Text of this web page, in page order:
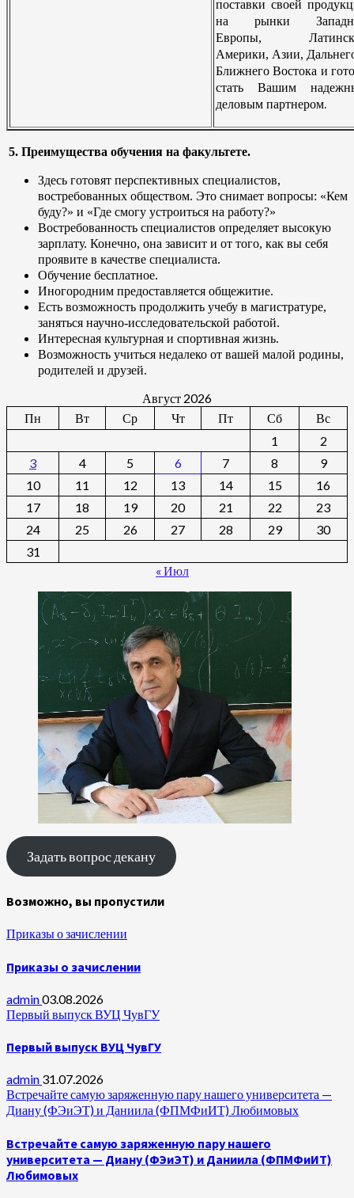
поставки своей
на рынки
Европы,
Америки, Азии,
Ближнего Востока и
стать Вашим
деловым партнером.
5. Преимущества обучения на факультете.
Здесь готовят перспективных специалистов,
востребованных обществом. Это снимает вопросы: «Кем
буду?» и «Где смогу устроиться на работу?»
Востребованность специалистов определяет высокую
зарплату. Конечно, она зависит и от того, как вы себя
проявите в качестве специалиста.
Обучение бесплатное.
Иногородним предоставляется общежитие.
Есть возможность продолжить учебу в магистратуре,
заняться научно-исследовательской работой.
Интересная культурная и спортивная жизнь.
Возможность учиться недалеко от вашей малой родины,
родителей и друзей.
Август 2026
Пн
Вт Ср Чт Пт Сб
Вс
1
2
3
4 5 6 7 8
9
10
11 12 13 14 15
16
17
18 19 20 21 22
23
24
25 26 27 28 29
30
31
« Июл
Задать вопрос декану
Возможно, вы пропустили
Приказы о зачислении
Приказы о зачислении
admin03.08.2026
Первый выпуск ВУЦ ЧувГУ
Первый выпуск ВУЦ ЧувГУ
admin 31.07.2026
Встречайте самую заряженную пару нашего университета —
Диану (ФЭиЭТ) и Даниила (ФПМФиИТ) Любимовых
Встречайте самую заряженную пару нашего
университета — Диану (ФЭиЭТ) и Даниила (ФПМФиИТ)
Любимовых